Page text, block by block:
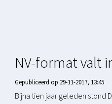
NV-format valt
Gepubliceerd op 29-11-2017, 13:45
Bijna tien jaar geleden stond